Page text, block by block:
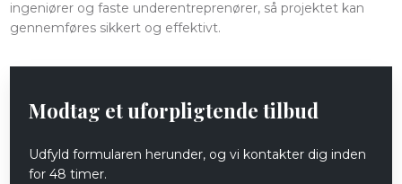
ingeniører og faste underentreprenører, så projektet kan
gennemføres sikkert og effektivt.
​Modtag et uforpligtende tilbud
​Udfyld formularen herunder, og vi kontakter dig inden
for 48 timer.​